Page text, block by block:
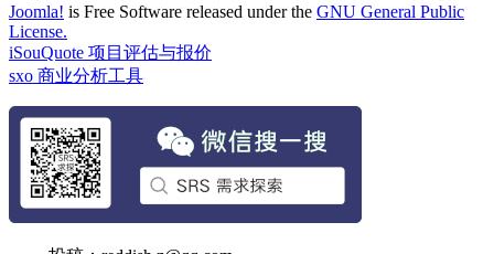
Joomla! is Free Software released under the GNU General Public
License.
iSouQuote 项目评估与报价
sxo 商业分析工具